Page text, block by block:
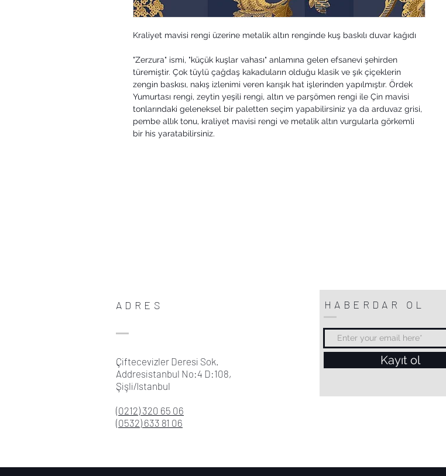
Kraliyet mavisi rengi üzerine metalik altın renginde kuş baskılı duvar kağıdı
"Zerzura" ismi, "küçük kuşlar vahası" anlamına gelen efsanevi şehirden
türemiştir. Çok tüylü çağdaş kakaduların olduğu klasik ve şık çiçeklerin
zengin baskısı, nakış izlenimi veren karışık hat işlerinden yapılmıştır. Ördek
Yumurtası rengi, zeytin yeşili rengi, altın ve parşömen rengi ile Çin mavisi
tonlarındaki geleneksel bir paletten seçim yapabilirsiniz ya da arduvaz grisi,
pembe allık tonu, kraliyet mavisi rengi ve metalik altın vurgularla görkemli
bir his yaratabilirsiniz.
ADRES
Çiftecevizler Deresi Sok.
Addresistanbul No:4 D:108,
Şişli/Istanbul
(0212) 320 65 06
(0532) 633 81 06
HABERDAR OL
Kayıt ol